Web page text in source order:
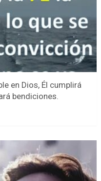
en Dios, Él cumplirá
bendiciones.